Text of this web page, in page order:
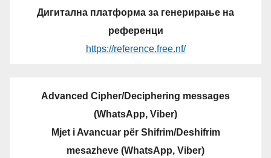
Дигитална платформа за генерирање на
референци
https://reference.free.nf/
Advanced Cipher/Deciphering messages
(WhatsApp, Viber)
Mjet i Avancuar për Shifrim/Deshifrim
mesazheve (WhatsApp, Viber)